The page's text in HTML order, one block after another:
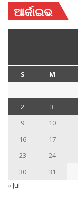
ଆର୍କାଇଭ
S M
2
3
9
10
16
17
23
24
30
31
« Jul